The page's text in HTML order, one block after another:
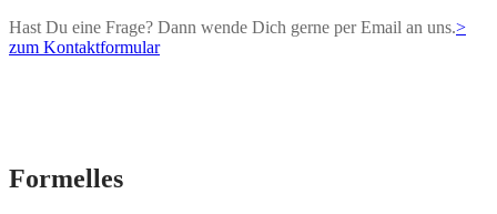
Hast Du eine Frage? Dann wende Dich gerne per Email an uns.>
zum Kontaktformular
Formelles